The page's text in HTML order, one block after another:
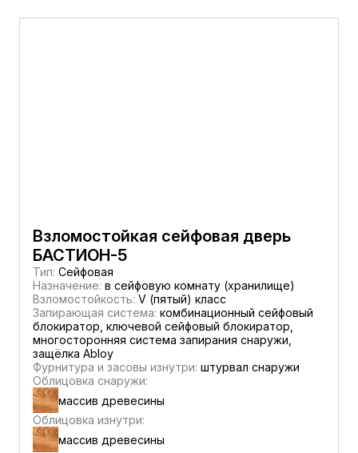
Взломостойкая сейфовая дверь
БАСТИОН-5
Тип: Сейфовая
Назначение: в сейфовую комнату (хранилище)
Взломостойкость: V (пятый) класс
Запирающая система: комбинационный сейфовый
блокиратор, ключевой сейфовый блокиратор,
многосторонняя система запирания снаружи,
защёлка Abloy
Фурнитура и засовы изнутри: штурвал снаружи
Облицовка снаружи:
массив древесины
Облицовка изнутри:
массив древесины